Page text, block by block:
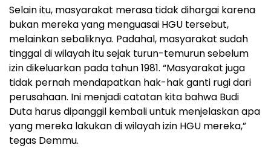
Selain itu, masyarakat merasa tidak dihargai karena
bukan mereka yang menguasai HGU tersebut,
melainkan sebaliknya. Padahal, masyarakat sudah
tinggal di wilayah itu sejak turun-temurun sebelum
izin dikeluarkan pada tahun 1981. “Masyarakat juga
tidak pernah mendapatkan hak-hak ganti rugi dari
perusahaan. Ini menjadi catatan kita bahwa Budi
Duta harus dipanggil kembali untuk menjelaskan apa
yang mereka lakukan di wilayah izin HGU mereka,”
tegas Demmu.